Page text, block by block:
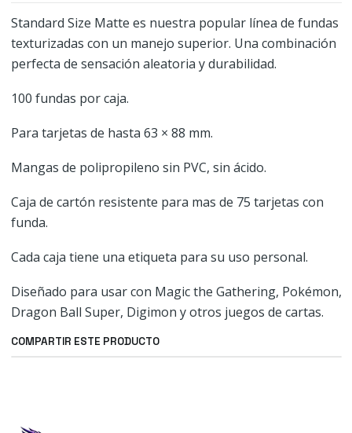
Standard Size Matte es nuestra popular línea de fundas
texturizadas con un manejo superior. Una combinación
perfecta de sensación aleatoria y durabilidad.
100 fundas por caja.
Para tarjetas de hasta 63 × 88 mm.
Mangas de polipropileno sin PVC, sin ácido.
Caja de cartón resistente para mas de 75 tarjetas con
funda.
Cada caja tiene una etiqueta para su uso personal.
Diseñado para usar con Magic the Gathering, Pokémon,
Dragon Ball Super, Digimon y otros juegos de cartas.
COMPARTIR ESTE PRODUCTO